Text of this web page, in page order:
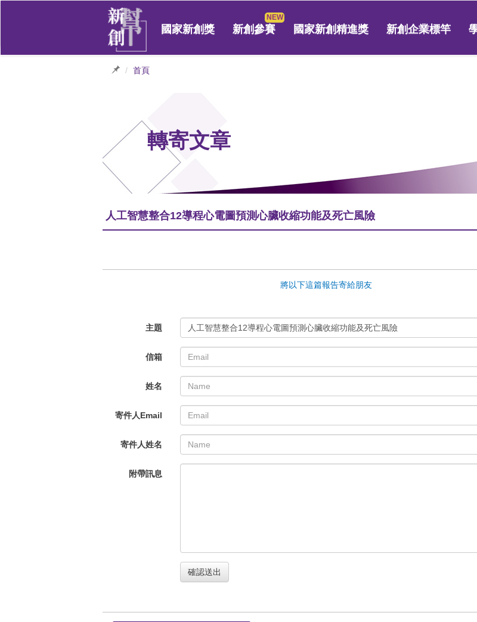
國家新創獎 新創參賽 國家新創精進獎 新創企業標竿
首頁
轉寄文章
人工智慧整合12導程心電圖預測心臟收縮功能及死亡風險
將以下這篇報告寄給朋友
主題 人工智慧整合12導程心電圖預測心臟收縮功能及死亡風險
信箱
姓名
寄件人Email
寄件人姓名
附帶訊息
確認送出